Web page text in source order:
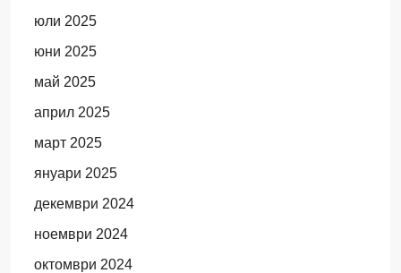
юли 2025
юни 2025
май 2025
април 2025
март 2025
януари 2025
декември 2024
ноември 2024
октомври 2024